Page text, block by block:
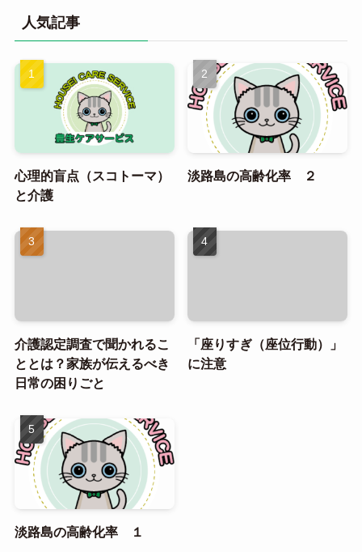
人気記事
心理的盲点（スコトーマ）
と介護
淡路島の高齢化率 ２
介護認定調査で聞かれるこ
ととは？家族が伝えるべき
日常の困りごと
「座りすぎ（座位行動）」
に注意
淡路島の高齢化率 １